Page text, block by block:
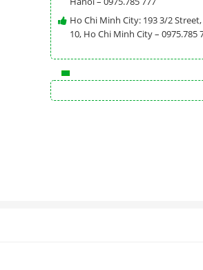
Ho Chi Minh City: 193 3/2
10, Ho Chi Minh City – 0975.785